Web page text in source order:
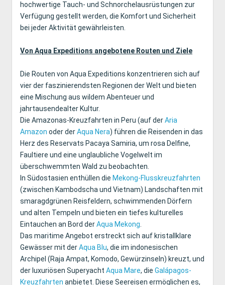
hochwertige Tauch- und Schnorchelausrüstungen zur
Verfügung gestellt werden, die Komfort und Sicherheit
bei jeder Aktivität gewährleisten.
Von Aqua Expeditions angebotene Routen und Ziele
Die Routen von Aqua Expeditions konzentrieren sich auf
vier der faszinierendsten Regionen der Welt und bieten
eine Mischung aus wildem Abenteuer und
jahrtausendealter Kultur.
Die Amazonas-Kreuzfahrten in Peru (auf derAria
Amazon oder derAqua Nera) führen die Reisenden in das
Herz des Reservats Pacaya Samiria, um rosa Delfine,
Faultiere und eine unglaubliche Vogelwelt im
überschwemmten Wald zu beobachten.
In Südostasien enthüllen die Mekong-Flusskreuzfahrten
(zwischen Kambodscha und Vietnam) Landschaften mit
smaragdgrünen Reisfeldern, schwimmenden Dörfern
und alten Tempeln und bieten ein tiefes kulturelles
Eintauchen an Bord derAqua Mekong.
Das maritime Angebot erstreckt sich auf kristallklare
Gewässer mit derAqua Blu, die im indonesischen
Archipel (Raja Ampat, Komodo, Gewürzinseln) kreuzt, und
der luxuriösen Superyacht Aqua Mare, die Galápagos-
Kreuzfahrten anbietet. Diese Seereisen ermöglichen es,